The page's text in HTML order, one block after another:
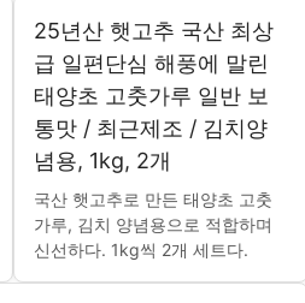
25년산 햇고추 국산 최상
급 일편단심 해풍에 말린
태양초 고춧가루 일반 보
통맛 / 최근제조 / 김치양
념용, 1kg, 2개
국산 햇고추로 만든 태양초 고춧
가루, 김치 양념용으로 적합하며
신선하다. 1kg씩 2개 세트다.